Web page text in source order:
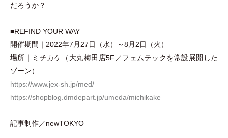
だろうか？
■REFIND YOUR WAY
開催期間｜2022年7月27日
（水） ～8月2日 （火 ）
場所｜ミチカケ （ 大丸梅田店5F／フェムテックを常設展開した
ゾーン）
https://www.jex-sh.jp/med/
https://shopblog.dmdepart.jp/umeda/michikake
記事制作／newTOKYO